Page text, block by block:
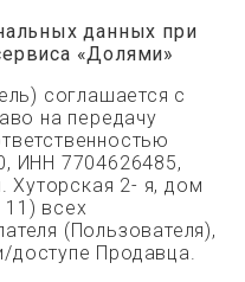
данных при
«Долями»
соглашается с
на передачу
ИНН 7704626485,
Хуторская 2- я, дом
всех
(Пользователя),
Продавца.